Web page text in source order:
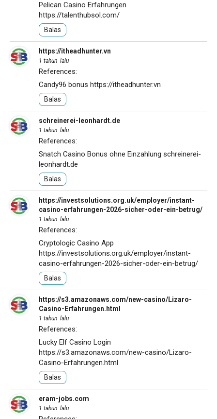
Pelican Casino Erfahrungen
https://talenthubsol.com/
Balas
https://itheadhunter.vn
1 tahun lalu
References:
Candy96 bonus https://itheadhunter.vn
Balas
schreinerei-leonhardt.de
1 tahun lalu
References:
Snatch Casino Bonus ohne Einzahlung schreinerei-
leonhardt.de
Balas
https://investsolutions.org.uk/employer/instant-
casino-erfahrungen-2026-sicher-oder-ein-betrug/
1 tahun lalu
References:
Cryptologic Casino App
https://investsolutions.org.uk/employer/instant-
casino-erfahrungen-2026-sicher-oder-ein-betrug/
Balas
https://s3.amazonaws.com/new-casino/Lizaro-
Casino-Erfahrungen.html
1 tahun lalu
References:
Lucky Elf Casino Login
https://s3.amazonaws.com/new-casino/Lizaro-
Casino-Erfahrungen.html
Balas
eram-jobs.com
1 tahun lalu